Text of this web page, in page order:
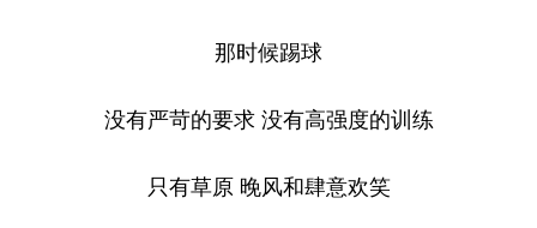
那时候踢球
没有严苛的要求 没有高强度的训练
只有草原 晚风和肆意欢笑